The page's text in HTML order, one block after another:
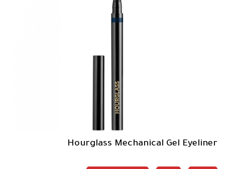
Hourglass Mechanical Gel Eyeliner